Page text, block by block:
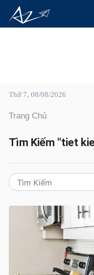
Thứ 7, 08/08/2026
Trang Chủ
Tìm Kiếm "tiet